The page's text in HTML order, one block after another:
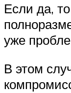
Если да,
уже
В этом